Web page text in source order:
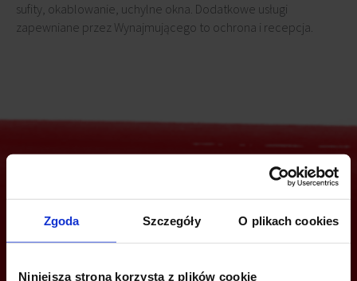
Zgoda Szczegóły O plikach cookies
Niniejsza strona korzysta z plików cookie
sufity, okablowanie, uchylne okna. Dodatkowe usługi
zapewniane przez Wynajmującego to ochrona i recepcja.
Jesteś zainteresowany tą ofertą?
ZADZWOŃ I DOWIEDZ SIĘ WIĘCEJ